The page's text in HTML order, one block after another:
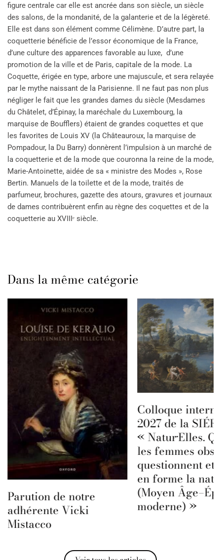
figure centrale car elle est ancrée dans son siècle, un siècle
des salons, de la mondanité, de la galanterie et de la légèreté.
Elle est dans son élément comme Célimène. D’autre part, la
coquetterie bénéficie de l’essor économique de la France,
d’une culture des apparences favorable au luxe, d’une
promotion de la ville et de Paris, capitale de la mode. La
Coquette, érigée en type, arbore une majuscule, et sera relayée
par le mythe naissant de la Parisienne. Il ne faut pas non plus
négliger le fait que les grandes dames du siècle (Mesdames
du Châtelet, d’Épinay, la maréchale du Luxembourg, la
marquise de Boufflers) étaient de grandes coquettes et que
les favorites de Louis XV (la Châteauroux, la marquise de
Pompadour, la Du Barry) donnèrent l’impulsion à un marché de
la coquetterie et de la mode que couronna la reine de la mode,
Marie-Antoinette, aidée de sa « ministre des Modes », Rose
Bertin. Manuels de la toilette et de la mode, traités de
parfumeur, brochures, gazette des atours, gravures et journaux
de dames contribuèrent enfin au règne des coquettes et de la
coquetterie au XVIIIᵉ siècle.
Dans la même catégorie
Parution de notre
adhérente Vicki
Mistacco
Colloque
2027 de la
« Natur·Elles.
les femmes
questionnent et
en forme la
(Moyen
moderne) »